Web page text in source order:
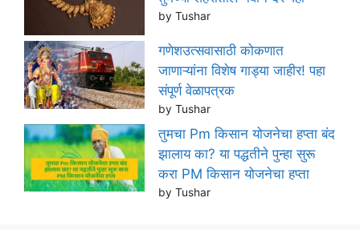
by Tushar
गणेशउत्सवासाठी कोकणात
जाणाऱ्यांना विशेष गाड्या जाहीर! पहा
संपूर्ण वेळापत्रक
by Tushar
तुमचा Pm किसान योजनेचा हप्ता बंद
झालाय का? या पद्धतीने पुन्हा सुरू
करा PM किसान योजनेचा हप्ता
by Tushar